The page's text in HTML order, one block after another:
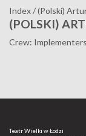
Index/(Polski)
(POLSKI)
Crew: Implementers
Teatr Wielki w Łodzi